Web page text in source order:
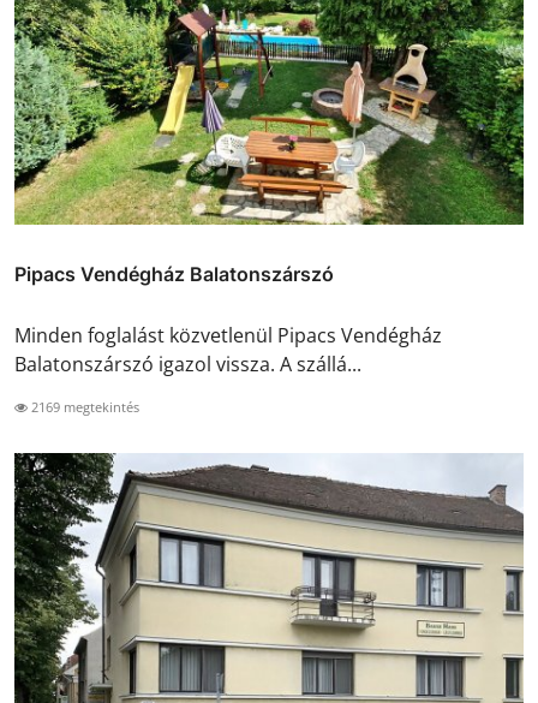
Pipacs Vendégház Balatonszárszó
Minden foglalást közvetlenül Pipacs Vendégház
Balatonszárszó igazol vissza. A szállá...
2169 megtekintés